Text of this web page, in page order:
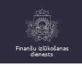
Finanšu izlūkošanas
dienests